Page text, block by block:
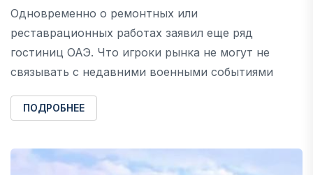
Одновременно о ремонтных или
реставрационных работах заявил еще ряд
гостиниц ОАЭ. Что игроки рынка не могут не
связывать с недавними военными событиями
ПОДРОБНЕЕ